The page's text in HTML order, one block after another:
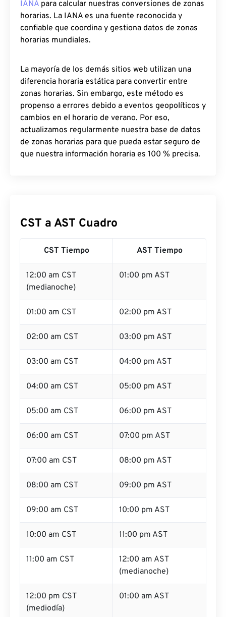
IANA para calcular nuestras conversiones de zonas
horarias. La IANA es una fuente reconocida y
confiable que coordina y gestiona datos de zonas
horarias mundiales.
La mayoría de los demás sitios web utilizan una
diferencia horaria estática para convertir entre
zonas horarias. Sin embargo, este método es
propenso a errores debido a eventos geopolíticos y
cambios en el horario de verano. Por eso,
actualizamos regularmente nuestra base de datos
de zonas horarias para que pueda estar seguro de
que nuestra información horaria es 100 % precisa.
CST a AST Cuadro
CST Tiempo AST Tiempo
12:00 am CST
(medianoche)
01:00 pm AST
01:00 am CST 02:00 pm AST
02:00 am CST 03:00 pm AST
03:00 am CST 04:00 pm AST
04:00 am CST 05:00 pm AST
05:00 am CST 06:00 pm AST
06:00 am CST 07:00 pm AST
07:00 am CST 08:00 pm AST
08:00 am CST 09:00 pm AST
09:00 am CST 10:00 pm AST
10:00 am CST 11:00 pm AST
11:00 am CST
12:00 am AST
(medianoche)
12:00 pm CST
(mediodía)
01:00 am AST